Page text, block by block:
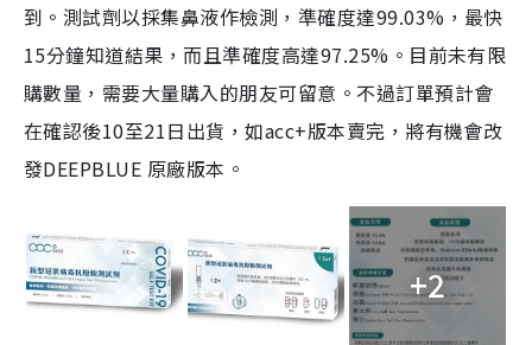
到。測試劑以採集鼻液作檢測，準確度達99.03%，最快
15分鐘知道結果，而且準確度高達97.25%。目前未有限
購數量，需要大量購入的朋友可留意。不過訂單預計會
在確認後10至21日出貨，如acc+版本賣完，將有機會改
發DEEPBLUE 原廠版本。
+2